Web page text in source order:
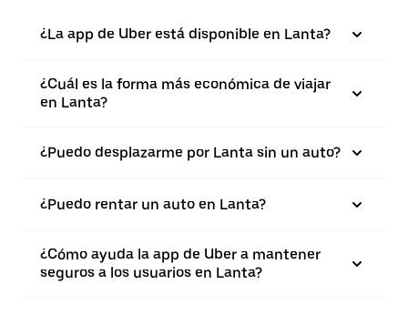
¿La app de Uber está disponible en Lanta?
¿Cuál es la forma más económica de viajar
en Lanta?
¿Puedo desplazarme por Lanta sin un auto?
¿Puedo rentar un auto en Lanta?
¿Cómo ayuda la app de Uber a mantener
seguros a los usuarios en Lanta?